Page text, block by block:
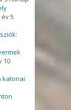
év 5
10
katonai